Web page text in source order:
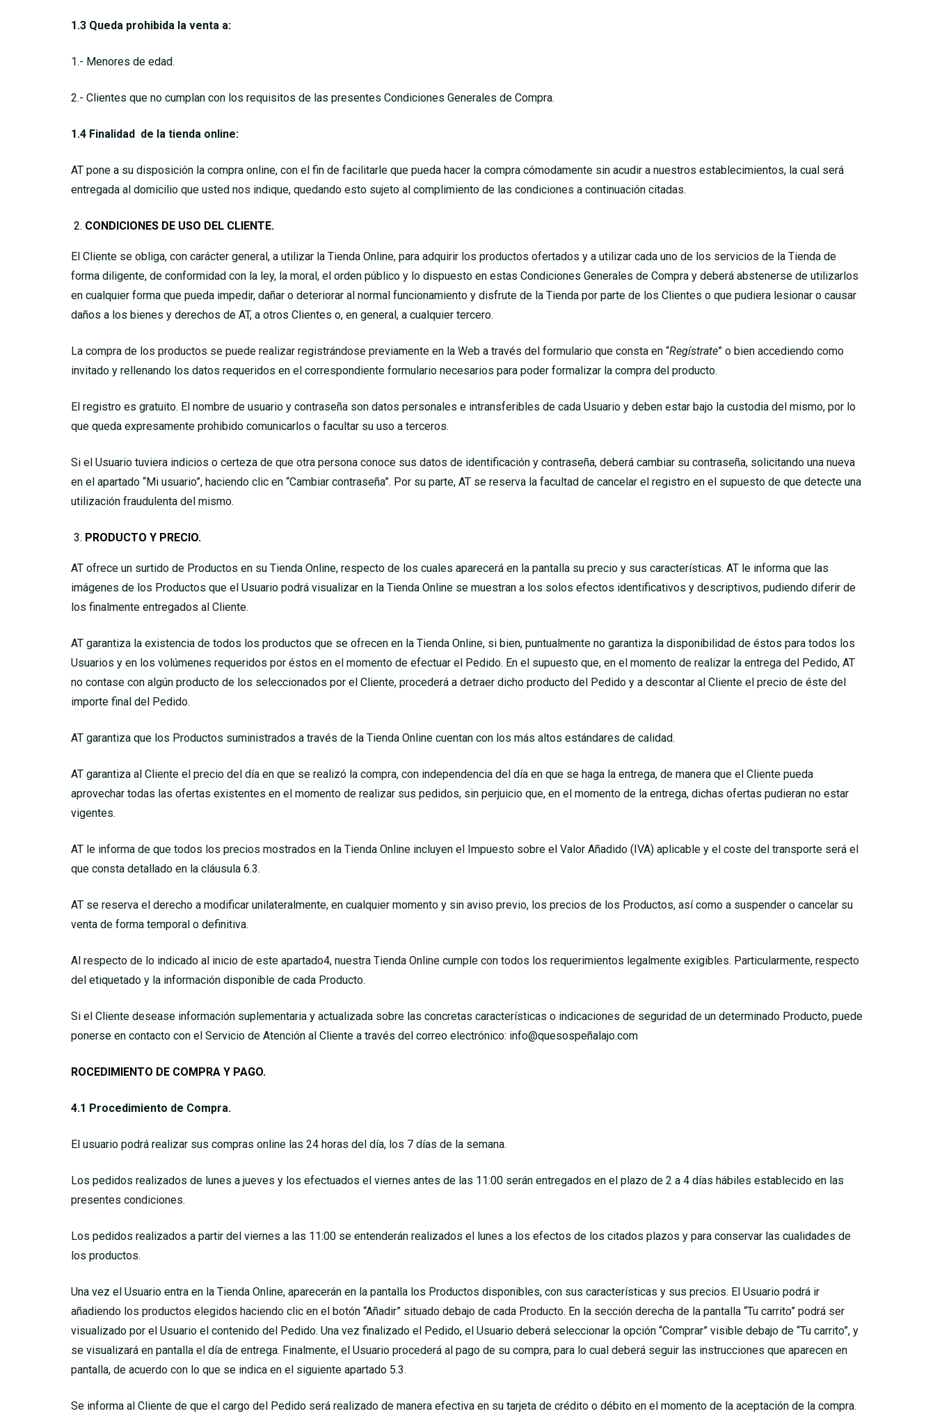
1.3 Queda prohibida la venta a:
1.- Menores de edad.
2.- Clientes que no cumplan con los requisitos de las presentes Condiciones Generales de Compra.
1.4 Finalidad de la tienda online:
AT pone a su disposición la compra online, con el fin de facilitarle que pueda hacer la compra cómodamente sin acudir a nuestros establecimientos, la cual será
entregada al domicilio que usted nos indique, quedando esto sujeto al complimiento de las condiciones a continuación citadas.
CONDICIONES DE USO DEL CLIENTE.
El Cliente se obliga, con carácter general, a utilizar la Tienda Online, para adquirir los productos ofertados y a utilizar cada uno de los servicios de la Tienda de
forma diligente, de conformidad con la ley, la moral, el orden público y lo dispuesto en estas Condiciones Generales de Compra y deberá abstenerse de utilizarlos
en cualquier forma que pueda impedir, dañar o deteriorar al normal funcionamiento y disfrute de la Tienda por parte de los Clientes o que pudiera lesionar o causar
daños a los bienes y derechos de AT, a otros Clientes o, en general, a cualquier tercero.
La compra de los productos se puede realizar registrándose previamente en la Web a través del formulario que consta en “Regístrate” o bien accediendo como
invitado y rellenando los datos requeridos en el correspondiente formulario necesarios para poder formalizar la compra del producto.
El registro es gratuito. El nombre de usuario y contraseña son datos personales e intransferibles de cada Usuario y deben estar bajo la custodia del mismo, por lo
que queda expresamente prohibido comunicarlos o facultar su uso a terceros.
Si el Usuario tuviera indicios o certeza de que otra persona conoce sus datos de identificación y contraseña, deberá cambiar su contraseña, solicitando una nueva
en el apartado “Mi usuario”, haciendo clic en “Cambiar contraseña”. Por su parte, AT se reserva la facultad de cancelar el registro en el supuesto de que detecte una
utilización fraudulenta del mismo.
PRODUCTO Y PRECIO.
AT ofrece un surtido de Productos en su Tienda Online, respecto de los cuales aparecerá en la pantalla su precio y sus características. AT le informa que las
imágenes de los Productos que el Usuario podrá visualizar en la Tienda Online se muestran a los solos efectos identificativos y descriptivos, pudiendo diferir de
los finalmente entregados al Cliente.
AT garantiza la existencia de todos los productos que se ofrecen en la Tienda Online, si bien, puntualmente no garantiza la disponibilidad de éstos para todos los
Usuarios y en los volúmenes requeridos por éstos en el momento de efectuar el Pedido. En el supuesto que, en el momento de realizar la entrega del Pedido, AT
no contase con algún producto de los seleccionados por el Cliente, procederá a detraer dicho producto del Pedido y a descontar al Cliente el precio de éste del
importe final del Pedido.
AT garantiza que los Productos suministrados a través de la Tienda Online cuentan con los más altos estándares de calidad.
AT garantiza al Cliente el precio del día en que se realizó la compra, con independencia del día en que se haga la entrega, de manera que el Cliente pueda
aprovechar todas las ofertas existentes en el momento de realizar sus pedidos, sin perjuicio que, en el momento de la entrega, dichas ofertas pudieran no estar
vigentes.
AT le informa de que todos los precios mostrados en la Tienda Online incluyen el Impuesto sobre el Valor Añadido (IVA) aplicable y el coste del transporte será el
que consta detallado en la cláusula 6.3.
AT se reserva el derecho a modificar unilateralmente, en cualquier momento y sin aviso previo, los precios de los Productos, así como a suspender o cancelar su
venta de forma temporal o definitiva.
Al respecto de lo indicado al inicio de este apartado4, nuestra Tienda Online cumple con todos los requerimientos legalmente exigibles. Particularmente, respecto
del etiquetado y la información disponible de cada Producto.
Si el Cliente desease información suplementaria y actualizada sobre las concretas características o indicaciones de seguridad de un determinado Producto, puede
ponerse en contacto con el Servicio de Atención al Cliente a través del correo electrónico: info@quesospeñalajo.com
ROCEDIMIENTO DE COMPRA Y PAGO.
4.1 Procedimiento de Compra.
El usuario podrá realizar sus compras online las 24 horas del día, los 7 días de la semana.
Los pedidos realizados de lunes a jueves y los efectuados el viernes antes de las 11:00 serán entregados en el plazo de 2 a 4 días hábiles establecido en las
presentes condiciones.
Los pedidos realizados a partir del viernes a las 11:00 se entenderán realizados el lunes a los efectos de los citados plazos y para conservar las cualidades de
los productos.
Una vez el Usuario entra en la Tienda Online, aparecerán en la pantalla los Productos disponibles, con sus características y sus precios. El Usuario podrá ir
añadiendo los productos elegidos haciendo clic en el botón “Añadir” situado debajo de cada Producto. En la sección derecha de la pantalla “Tu carrito” podrá ser
visualizado por el Usuario el contenido del Pedido. Una vez finalizado el Pedido, el Usuario deberá seleccionar la opción “Comprar” visible debajo de “Tu carrito”, y
se visualizará en pantalla el día de entrega. Finalmente, el Usuario procederá al pago de su compra, para lo cual deberá seguir las instrucciones que aparecen en
pantalla, de acuerdo con lo que se indica en el siguiente apartado 5.3.
Se informa al Cliente de que el cargo del Pedido será realizado de manera efectiva en su tarjeta de crédito o débito en el momento de la aceptación de la compra.